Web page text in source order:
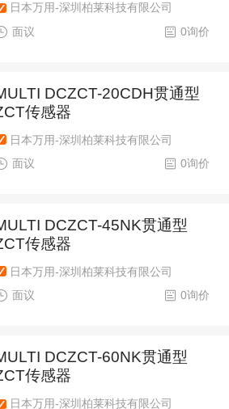
日本万用-深圳柏莱科技有限公司
0询价
面议
DCZCT-20CDH贯通型
传感器
日本万用-深圳柏莱科技有限公司
0询价
面议
DCZCT-45NK贯通型
传感器
日本万用-深圳柏莱科技有限公司
0询价
面议
DCZCT-60NK贯通型
传感器
日本万用-深圳柏莱科技有限公司